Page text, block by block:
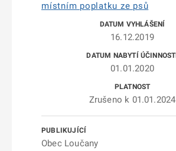
místním poplatku ze psů
16.12.2019
01.01.2020
Zrušeno k 01.01.2024
Obec Loučany